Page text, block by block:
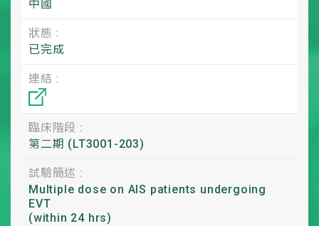
中國
狀態 :
已完成
連結 :
臨床階段 :
第二期 (LT3001-203)
試驗簡述 :
Multiple dose on AIS patients undergoing
EVT
(within 24 hrs)